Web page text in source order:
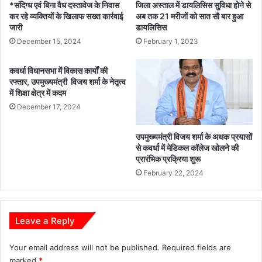
*संदिग्ध एवं बिना वैध दस्तावेज के निवास
कर रहे व्यक्तियों के खिलाफ सख्त कार्रवाई
जारी
December 15, 2024
जिला अस्ताल में डायलिसिस सुविधा होने से
अब तक 21 मरीजों को सात सौ बार हुआ
डायलिसिस
February 1, 2023
कवर्धा विधानसभा में विकास कार्यों की
रफ्तार, उपमुख्यमंत्री विजय शर्मा के नेतृत्व
में शिक्षा क्षेत्र में कदम
December 17, 2024
उपमुख्यमंत्री विजय शर्मा के अथक प्रयासों
से कवर्धा में मेडिकल कॉलेज खोलने की
प्रारंभिक प्रक्रिया शुरू
February 22, 2024
Leave a Reply
Your email address will not be published. Required fields are
marked *